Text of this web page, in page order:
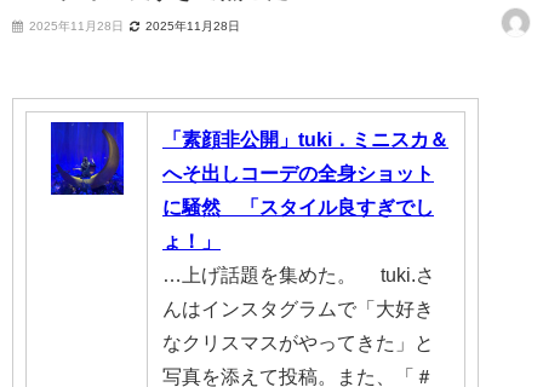
2025年11月28日 2025年11月28日
「素顔非公開」tuki．ミニスカ＆
へそ出しコーデの全身ショット
に騒然 「スタイル良すぎでし
ょ！」
…上げ話題を集めた。 tuki.さ
んはインスタグラムで「大好き
なクリスマスがやってきた」と
写真を添えて投稿。また、「＃